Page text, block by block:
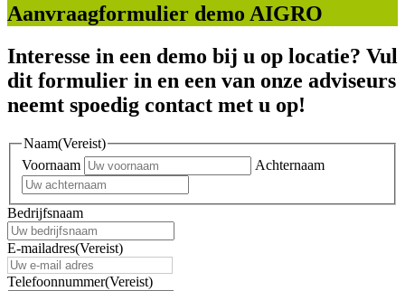
Aanvraagformulier demo AIGRO
Interesse in een demo bij u op locatie? Vul
dit formulier in en een van onze adviseurs
neemt spoedig contact met u op!
Naam(Vereist)
Voornaam
Achternaam
Bedrijfsnaam
E-mailadres(Vereist)
Telefoonnummer(Vereist)